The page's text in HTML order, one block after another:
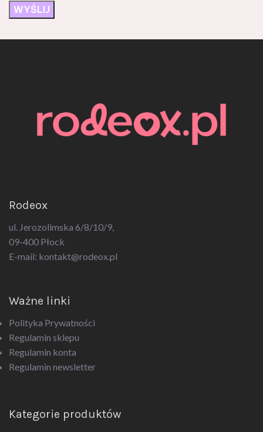
Rodeox
ul. Jerozolimska 6/8/10/9,
09-400 Płock
E-mail: kontakt@rodeox.pl
Ważne linki
Polityka Prywatności
Regulamin sklepu
Regulamin konta
Regulamin newsletter
Kategorie produktów